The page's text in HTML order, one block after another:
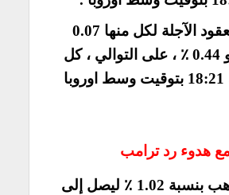
انخفضت العقود الآجلة لكل منها 0.07
٪ ، 0.25 ٪ و 0.44 ٪ ، على التوالي ، كل
في الساعة 18:21 بتوقيت وسط اوروبا
هدوء رد ترامب
انخفض الذهب بنسبة 1.02 ٪ ليصل إلى